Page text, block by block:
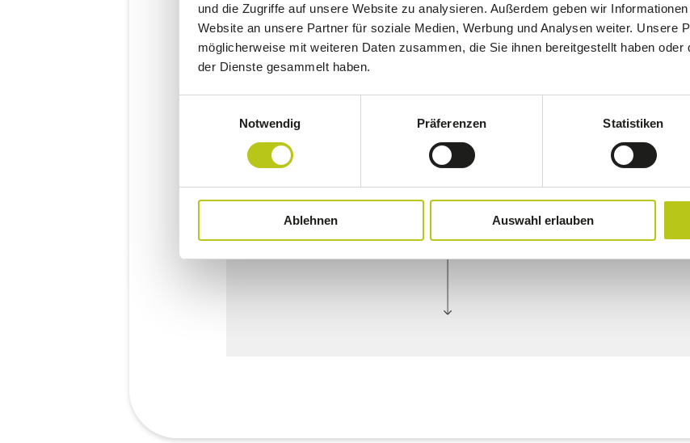
und die Zugriffe auf unsere Website zu analysieren. Außerdem geben wir
Website an unsere Partner für soziale Medien, Werbung und Analysen weiter. Unsere
möglicherweise mit weiteren Daten zusammen, die Sie ihnen bereitgestellt haben
der Dienste gesammelt haben.
Notwendig
Präferenzen Statistiken
Ablehnen Auswahl erlauben